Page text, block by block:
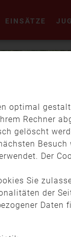
EINSÄTZE
optimal
Rechner
gelöscht
Der
Sie
der
Daten